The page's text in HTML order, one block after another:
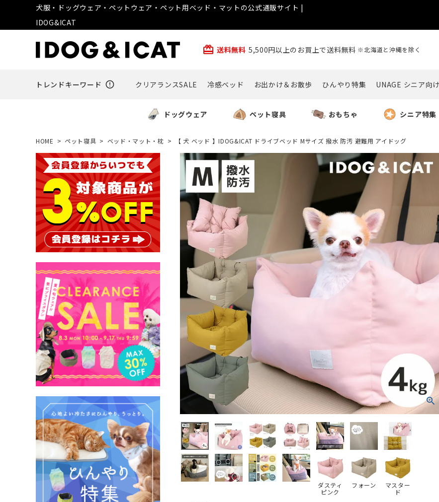
犬服・ドッグウェア・ペットウェア・ペット用ベッド・マットの公式通販サイト |
IDOG&ICAT
card_giftcard 送料無料 5,500円以上のお買上で送料無料 ※北海道と沖縄を除く
トレンドキーワード error_outline クリアランスSALE 冷感ベッド お出かけ＆お散歩 ひんやり特集 UNAGE シニア向け
ドッグウェア ペット寝具 おもちゃ シニア特集
HOME ペット寝具 ベッド・マット・枕 【 犬 ベッド 】IDOG&ICAT ドライブベッド Mサイズ 撥水 防汚 避難用 アイドッグ
ダスティ
ピンク
フォーン
マスター
ド